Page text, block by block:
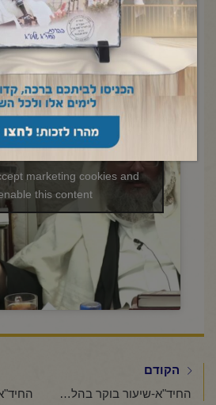
החיד"א-תניא יומי
ט' כסלו תשפ"ה
marketing cookies and
this content
הקודם
החיד"א-שיעור בוקר בהלכות חנוכה ט' כסלו תשפ"ה